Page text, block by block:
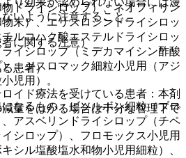
ドライシロップ）、ネオフィリン
末）、エリスロシンドライシロッ
ルコハク酸エステルドライシロッ
イシロップ（ミデカマイシン酢酸
、ジスロマック細粒小児用（アジ
児用）。
なるもの：ビソルボン細粒（ブロ
アスベリンドライシロップ（チペ
シロップ）、フロモックス小児用
シル塩酸塩水和物小児用細粒）、
いように注意すること。
に関する注意）
患者）
イド療法を受けている患者：本剤
量をはかる場合は十分な管理下で